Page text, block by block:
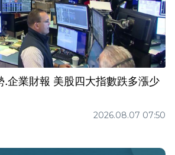
.企業財報 美股四大指數跌多漲少
2026.08.07 07:50